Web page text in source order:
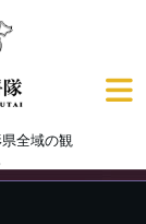
全域の観